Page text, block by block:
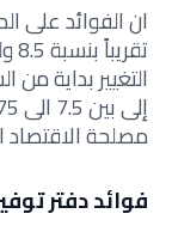
ان الفوائد على
مصلحة
فوائد دفتر